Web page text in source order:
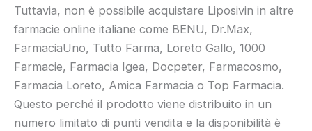
Tuttavia, non è possibile acquistare Liposivin in altre
farmacie online italiane come BENU, Dr.Max,
FarmaciaUno, Tutto Farma, Loreto Gallo, 1000
Farmacie, Farmacia Igea, Docpeter, Farmacosmo,
Farmacia Loreto, Amica Farmacia o Top Farmacia.
Questo perché il prodotto viene distribuito in un
numero limitato di punti vendita e la disponibilità è